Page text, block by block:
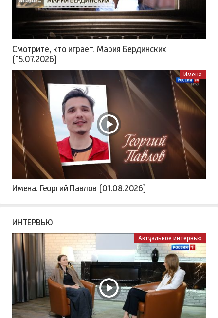
Смотрите, кто играет. Мария Бердинских
(15.07.2026)
Имена
Имена. Георгий Павлов (01.08.2026)
ИНТЕРВЬЮ
Актуальное интервью